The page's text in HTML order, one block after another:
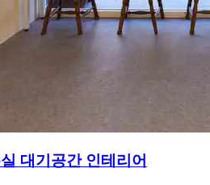
대기공간 인테리어